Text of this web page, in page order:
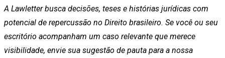
A Lawletter busca decisões, teses e histórias jurídicas com
potencial de repercussão no Direito brasileiro. Se você ou seu
escritório acompanham um caso relevante que merece
visibilidade, envie sua sugestão de pauta para a nossa